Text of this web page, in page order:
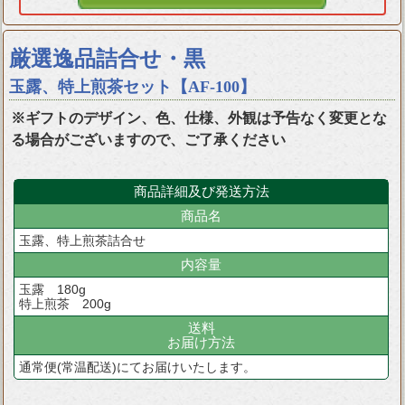
厳選逸品詰合せ・黒
玉露、特上煎茶セット【AF-100】
※ギフトのデザイン、色、仕様、外観は予告なく変更とな
る場合がございますので、ご了承ください
商品詳細及び発送方法
商品名
玉露、特上煎茶詰合せ
内容量
玉露 180g
特上煎茶 200g
送料
お届け方法
通常便(常温配送)にてお届けいたします。